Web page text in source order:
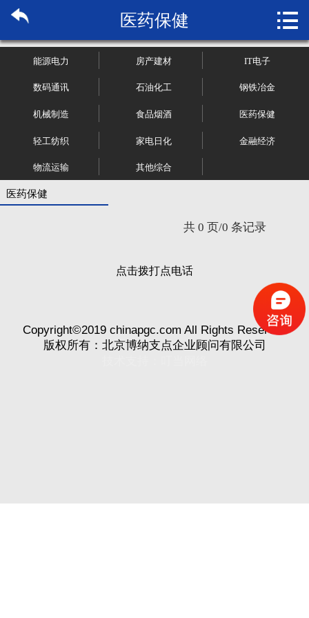
关于博纳
市场研究
管理咨询
行业报告
新闻资讯
医药保健 
能源电力 房产建材 IT电子
数码通讯 石油化工 钢铁冶金
机械制造 食品烟酒 医药保健
轻工纺织 家电日化 金融经济
物流运输 其他综合
医药保健
共 0 页/0 条记录
点击拨打点电话
Copyright©2019 chinapgc.com All Rights Reserved
版权所有：北京博纳支点企业顾问有限公司